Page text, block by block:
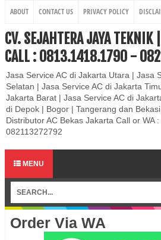
ABOUT CONTACT US PRIVACY POLICY
CV. SEJAHTERA JAYA TEKNIK
CALL : 0813.1418.1790 -
Jasa Service AC di Jakarta Utara | Jasa
Selatan | Jasa Service AC di Jakarta
Jakarta Barat | Jasa Service AC di
di Depok | Bogor | Tangerang dan
Distributor AC Bekas Jakarta Call or WA
082113272792
MENU
Order Via WA